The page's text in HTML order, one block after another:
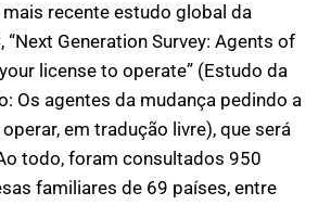
recente estudo global da
Generation Survey: Agents of
license to operate” (Estudo da
Os agentes da mudança pedindo a
em tradução livre), que será
todo, foram consultados 950
familiares de 69 países, entre